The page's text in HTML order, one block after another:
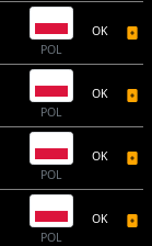
POL
OK
POL
OK
POL
OK
POL
OK